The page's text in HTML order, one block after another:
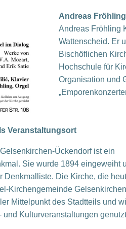
Andreas
Andreas Fröhling
Wattenscheid. Er
Bischöflichen
Hochschule für
Organisation und
Veranstaltungsort
Ückendorf ist ein
Sie wurde 1894 eingeweiht
Denkmalliste. Die Kirche, die
Kirchengemeinde Gelsenkirchen
Mittelpunkt des Stadtteils und
und Kulturveranstaltungen